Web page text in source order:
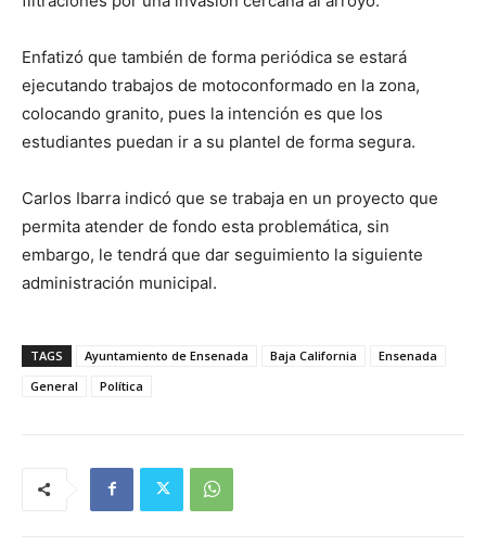
Enfatizó que también de forma periódica se estará
ejecutando trabajos de motoconformado en la zona,
colocando granito, pues la intención es que los
estudiantes puedan ir a su plantel de forma segura.
Carlos Ibarra indicó que se trabaja en un proyecto que
permita atender de fondo esta problemática, sin
embargo, le tendrá que dar seguimiento la siguiente
administración municipal.
TAGS Ayuntamiento de Ensenada Baja California
Ensenada
General
Política